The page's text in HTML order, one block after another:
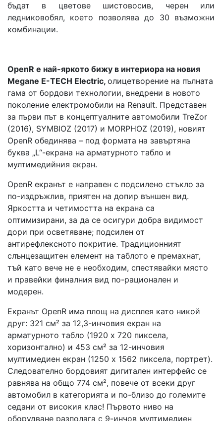
бъдат в цветове шистовосив, черен или
ледниковобял, което позволява до 30 възможни
комбинации.
OpenR е най-яркото бижу в интериора на новия
Megane E-TECH Electric, олицетворение на пълната
гама от бордови технологии, внедрени в новото
поколение електромобили на Renault. Представен
за първи път в концептуалните автомобили TreZor
(2016), SYMBIOZ (2017) и MORPHOZ (2019), новият
OpenR обединява – под формата на завъртяна
буква „L“-екрана на арматурното табло и
мултимедийния екран.
OpenR екранът е направен с подсилено стъкло за
по-издръжлив, приятен на допир външен вид.
Яркостта и четимостта на екрана са
оптимизирани, за да се осигури добра видимост
дори при осветяване; подсилен от
антирефлексното покритие. Традиционният
слънцезащитен елемент на таблото е премахнат,
тъй като вече не е необходим, спестявайки място
и правейки финалния вид по-рационален и
модерен.
Екранът OpenR има площ на дисплея като никой
друг: 321 см² за 12,3-инчовия екран на
арматурното табло (1920 x 720 пиксела,
хоризонтално) и 453 см² за 12-инчовия
мултимедиен екран (1250 x 1562 пиксела, портрет).
Следователно бордовият дигитален интерфейс се
равнява на общо 774 см², повече от всеки друг
автомобил в категорията и по-близо до големите
седани от високия клас! Първото ниво на
оборудване разполага с 9-инчов мултимедиен